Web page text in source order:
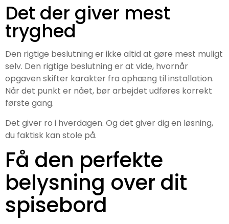
Det der giver mest
tryghed
Den rigtige beslutning er ikke altid at gøre mest muligt
selv. Den rigtige beslutning er at vide, hvornår
opgaven skifter karakter fra ophæng til installation.
Når det punkt er nået, bør arbejdet udføres korrekt
første gang.
Det giver ro i hverdagen. Og det giver dig en løsning,
du faktisk kan stole på.
Få den perfekte
belysning over dit
spisebord